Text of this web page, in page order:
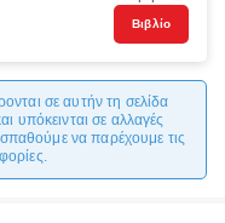
Βιβλίο
σε αυτήν τη σελίδα
υπόκεινται σε αλλαγές
να παρέχουμε τις